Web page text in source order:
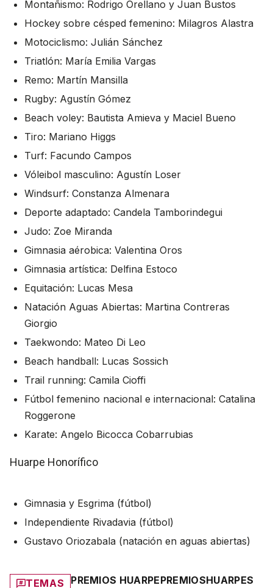
Montañismo: Rodrigo Orellano y Juan Bustos
Hockey sobre césped femenino: Milagros Alastra
Motociclismo: Julián Sánchez
Triatlón: María Emilia Vargas
Remo: Martín Mansilla
Rugby: Agustín Gómez
Beach voley: Bautista Amieva y Maciel Bueno
Tiro: Mariano Higgs
Turf: Facundo Campos
Vóleibol masculino: Agustín Loser
Windsurf: Constanza Almenara
Deporte adaptado: Candela Tamborindegui
Judo: Zoe Miranda
Gimnasia aérobica: Valentina Oros
Gimnasia artística: Delfina Estoco
Equitación: Lucas Mesa
Natación Aguas Abiertas: Martina Contreras
Giorgio
Taekwondo: Mateo Di Leo
Beach handball: Lucas Sossich
Trail running: Camila Cioffi
Fútbol femenino nacional e internacional: Catalina
Roggerone
Karate: Angelo Bicocca Cobarrubias
Huarpe Honorífico
Gimnasia y Esgrima (fútbol)
Independiente Rivadavia (fútbol)
Gustavo Oriozabala (natación en aguas abiertas)
TEMAS PREMIOS HUARPEPREMIOSHUARPES